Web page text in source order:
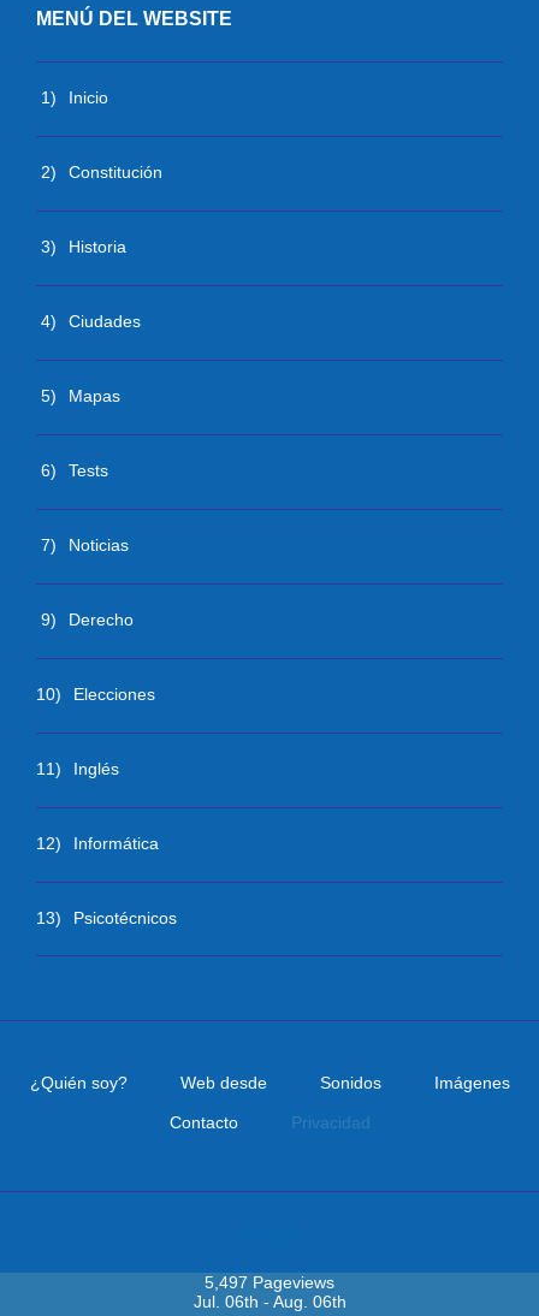
MENÚ DEL WEBSITE
1) Inicio
2) Constitución
3) Historia
4) Ciudades
5) Mapas
6) Tests
7) Noticias
9) Derecho
10) Elecciones
11) Inglés
12) Informática
13) Psicotécnicos
¿Quién soy? Web desde Sonidos Imágenes
Contacto Privacidad
5,497 Pageviews
Jul. 06th - Aug. 06th